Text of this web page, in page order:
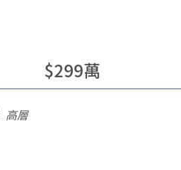
$299萬
高層